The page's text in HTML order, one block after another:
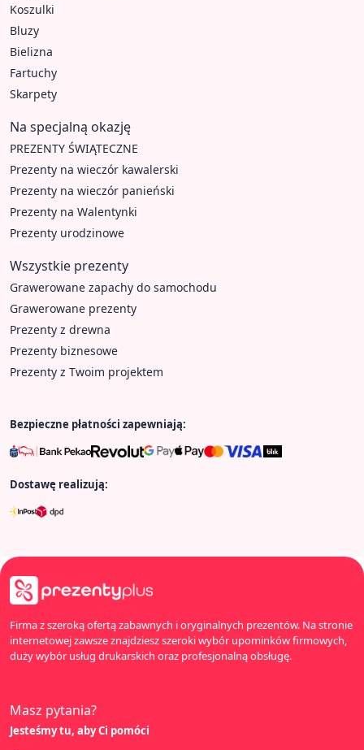
Koszulki
Bluzy
Bielizna
Fartuchy
Skarpety
Na specjalną okazję
PREZENTY ŚWIĄTECZNE
Prezenty na wieczór kawalerski
Prezenty na wieczór panieński
Prezenty na Walentynki
Prezenty urodzinowe
Wszystkie prezenty
Grawerowane zapachy do samochodu
Grawerowane prezenty
Prezenty z drewna
Prezenty biznesowe
Prezenty z Twoim projektem
Bezpieczne płatności zapewniają:
Dostawę realizują:
Firma z szeroką ofertą zabawnych i oryginalnych prezentów. Na stronie
internetowej zawsze znajdziesz szeroki wybór upominków firmowych,
duży wybór usług drukarskich oraz profesjonalną obsługę.
Masz pytania?
Jesteśmy tu, aby Ci pomóci